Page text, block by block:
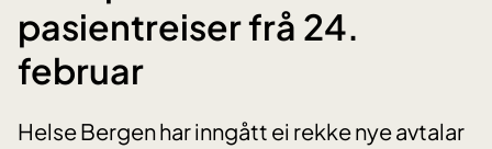
pasientreiser frå 24.
februar
Helse Bergen har inngått ei rekke nye avtalar